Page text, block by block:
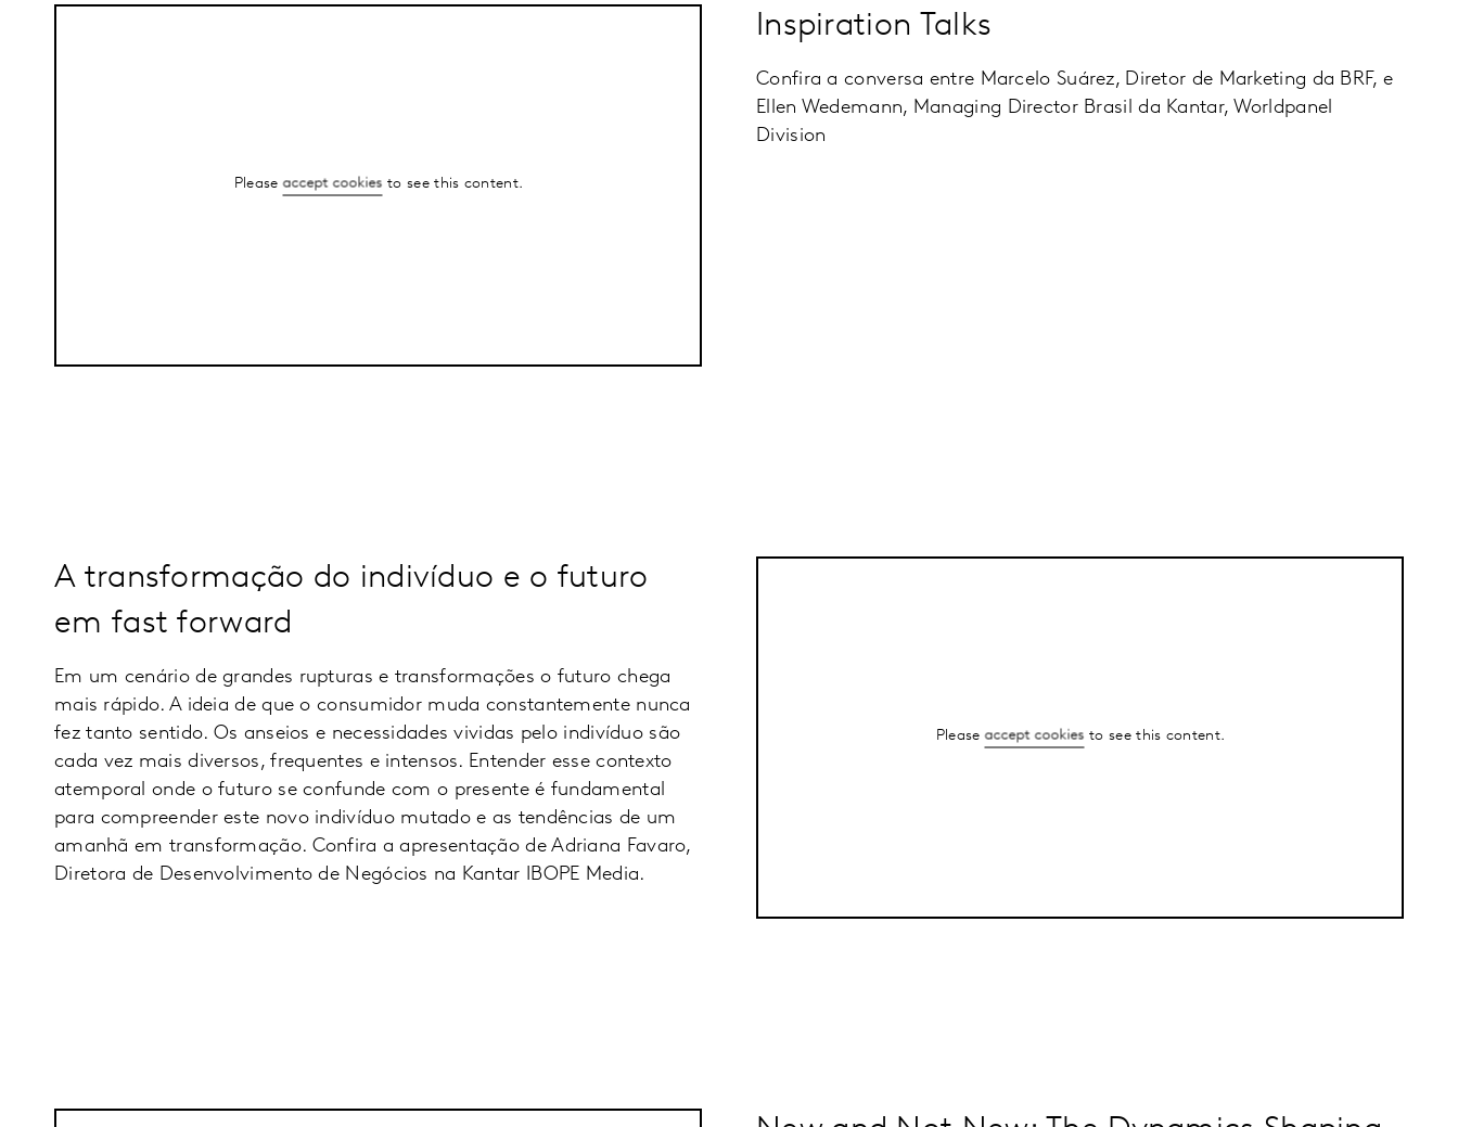
Pleaseaccept cookies to see this content.
Inspiration Talks
Confira a conversa entre Marcelo Suárez, Diretor de Marketing da BRF, e
Ellen Wedemann, Managing Director Brasil da Kantar, Worldpanel
Division
A transformação do indivíduo e o futuro
em fast forward
Em um cenário de grandes rupturas e transformações o futuro chega
mais rápido. A ideia de que o consumidor muda constantemente nunca
fez tanto sentido. Os anseios e necessidades vividas pelo indivíduo são
cada vez mais diversos, frequentes e intensos. Entender esse contexto
atemporal onde o futuro se confunde com o presente é fundamental
para compreender este novo indivíduo mutado e as tendências de um
amanhã em transformação. Confira a apresentação de Adriana Favaro,
Diretora de Desenvolvimento de Negócios na Kantar IBOPE Media.
Pleaseaccept cookies to see this content.